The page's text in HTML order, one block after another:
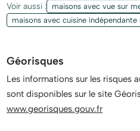
Voir aussi :
maisons avec vue sur
maisons avec cuisine indépendante
Géorisques
Les informations sur les risques
sont disponibles sur le site
www.georisques.gouv.fr